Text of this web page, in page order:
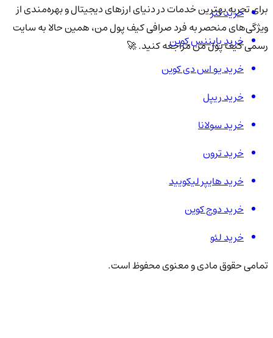
برای تجربه بهترین خدمات در دنیای ارزهای دیجیتال و بهره‌مندی از
ویژگی‌های منحصر به فرد صرافی کیف پول من، همین حالا به سایت
رسمی کیف پول من مراجعه کنید. 🚀
خرید تتر
خرید بایننس کوین
خرید یو اس دی کوین
خرید ریپل
خرید سولانا
خرید ترون
خرید هایپر لیکویید
خرید دوج کوین
خرید لئو
تمامی حقوق مادی و معنوی محفوظ است.